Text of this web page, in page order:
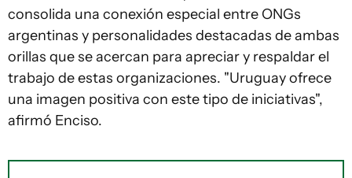
consolida una conexión especial entre ONGs
argentinas y personalidades destacadas de ambas
orillas que se acercan para apreciar y respaldar el
trabajo de estas organizaciones. "Uruguay ofrece
una imagen positiva con este tipo de iniciativas",
afirmó Enciso.